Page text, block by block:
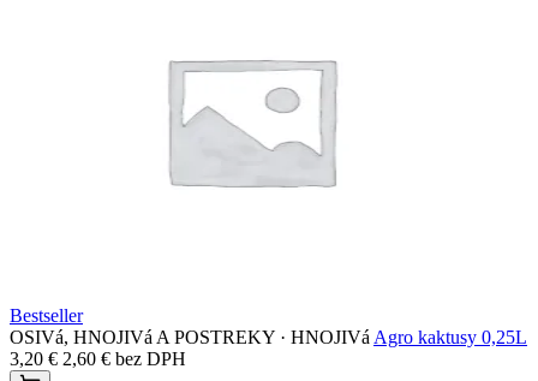
Bestseller
OSIVá, HNOJIVá A POSTREKY · HNOJIVá Agro kaktusy 0,25L
3,20 € 2,60 € bez DPH